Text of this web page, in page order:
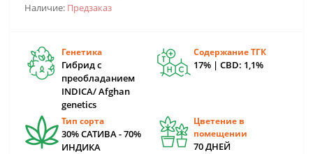
Наличие: Предзаказ
Генетика
Гибрид с
преобладанием
INDICA/ Afghan
genetics
Содержание ТГК
17% | CBD: 1,1%
Тип сорта
30% САТИВА - 70%
ИНДИКА
Цветение в
помещении
70 ДНЕЙ